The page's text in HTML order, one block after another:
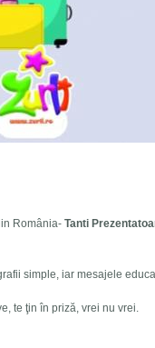
România- Tanti
simple, iar mesajele
te ţin în priză, vrei nu vrei.